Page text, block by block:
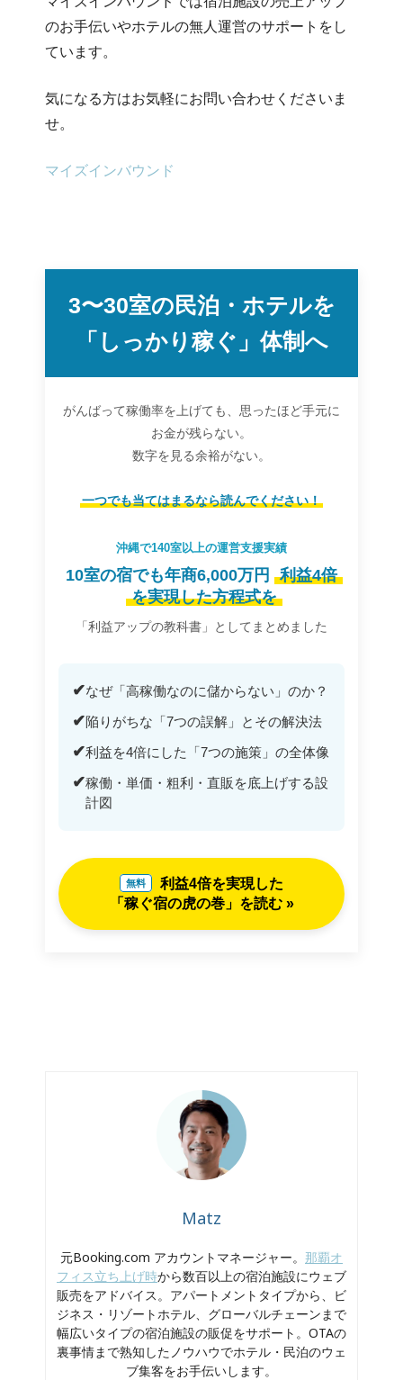
のお手伝いやホテルの無人運営のサポートをし
ています。
気になる方はお気軽にお問い合わせくださいま
せ。
マイズインバウンド
3〜30室の民泊・ホテルを
「しっかり稼ぐ」体制へ
がんばって稼働率を上げても、思ったほど手元に
お金が残らない。
数字を見る余裕がない。
一つでも当てはまるなら読んでください！
沖縄で140室以上の運営支援実績
10室の宿でも年商6,000万円
利益4倍
を実現した方程式を
「利益アップの教科書」としてまとめました
✔なぜ「高稼働なのに儲からない」のか？
✔陥りがちな「7つの誤解」とその解決法
✔利益を4倍にした「7つの施策」の全体像
✔稼働・単価・粗利・直販を底上げする設
計図
無料
利益4倍を実現した
「稼ぐ宿の虎の巻」を読む »
Matz
元Booking.com アカウントマネージャー。 那覇オ
フィス立ち上げ時から数百以上の宿泊施設にウェブ
販売をアドバイス。アパートメントタイプから、ビ
ジネス・リゾートホテル、グローバルチェーンまで
幅広いタイプの宿泊施設の販促をサポート。OTAの
裏事情まで熟知したノウハウでホテル・民泊のウェ
ブ集客をお手伝いします。